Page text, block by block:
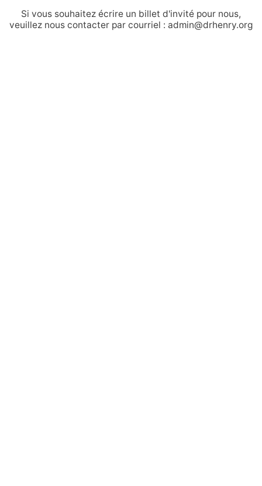
Si vous souhaitez écrire un billet d'invité pour nous,
veuillez nous contacter par courriel : admin@drhenry.org